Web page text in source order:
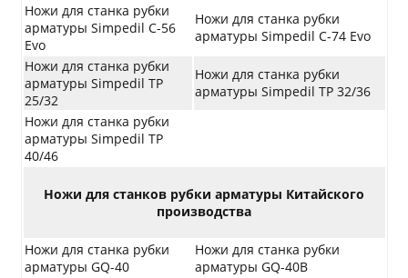
Ножи для станка рубки
арматуры Simpedil C-56
Evo
Ножи для станка рубки
арматуры Simpedil C-74 Evo
Ножи для станка рубки
арматуры Simpedil TP
25/32
Ножи для станка рубки
арматуры Simpedil TP 32/36
Ножи для станка рубки
арматуры Simpedil TP
40/46
Ножи для станков рубки арматуры Китайского
производства
Ножи для станка рубки
арматуры GQ-40
Ножи для станка рубки
арматуры GQ-40B